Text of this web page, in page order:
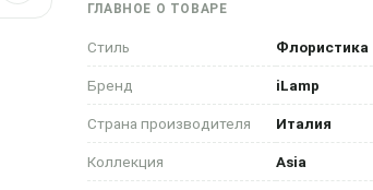
ГЛАВНОЕ О ТОВАРЕ
Стиль Флористика
Бренд iLamp
Страна производителя Италия
Коллекция Asia